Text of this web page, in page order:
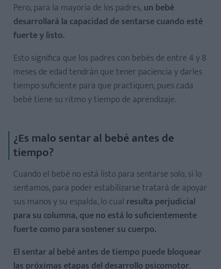
Pero, para la mayoría de los padres,un bebé
desarrollará la capacidad de sentarse cuando esté
fuerte y listo.
Esto significa que los padres con bebés de entre 4 y 8
meses de edad tendrán que tener paciencia y darles
tiempo suficiente para que practiquen, pues cada
bebé tiene su ritmo y tiempo de aprendizaje.
¿Es malo sentar al bebé antes de
tiempo?
Cuando el bebé no está listo para sentarse solo, si lo
sentamos, para poder estabilizarse tratará de apoyar
sus manos y su espalda, lo cual resulta perjudicial
para su columna, que no está lo suficientemente
fuerte como para sostener su cuerpo.
El sentar al bebé antes de tiempo puede bloquear
las próximas etapas del desarrollo psicomotor,